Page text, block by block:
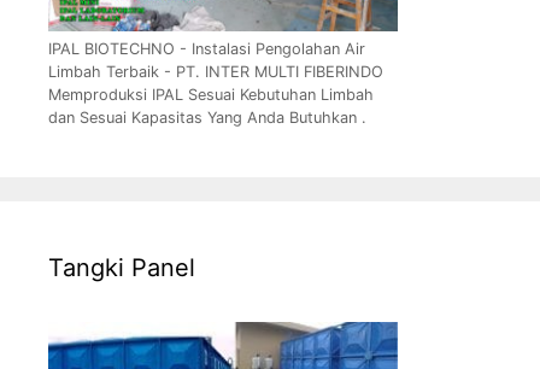
IPAL BIOTECHNO - Instalasi Pengolahan Air
Limbah Terbaik - PT. INTER MULTI FIBERINDO
Memproduksi IPAL Sesuai Kebutuhan Limbah
dan Sesuai Kapasitas Yang Anda Butuhkan .
Tangki Panel